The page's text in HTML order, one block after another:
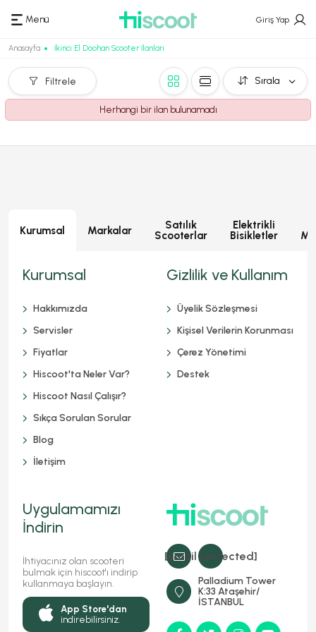
Menü Giriş Yap
Anasayfa İkinci El Doohan Scooter İlanları
Filtrele Sırala
Herhangi bir ilan bulunamadı
Kurumsal Markalar
Satılık
Scooterlar
Elektrikli
Bisikletler
[email protected]
Palladium Tower
K:33 Ataşehir/
İSTANBUL
Kurumsal
Hakkımızda
Servisler
Fiyatlar
Hiscoot'ta Neler Var?
Hiscoot Nasıl Çalışır?
Sıkça Sorulan Sorular
Blog
İletişim
Gizlilik ve Kullanım
Üyelik Sözleşmesi
Kişisel Verilerin Korunması
Çerez Yönetimi
Destek
Uygulamamızı
İndirin
İhtiyacınız olan scooteri
bulmak için hiscoot'ı indirip
kullanmaya başlayın.
App Store'dan
indirebilirsiniz.